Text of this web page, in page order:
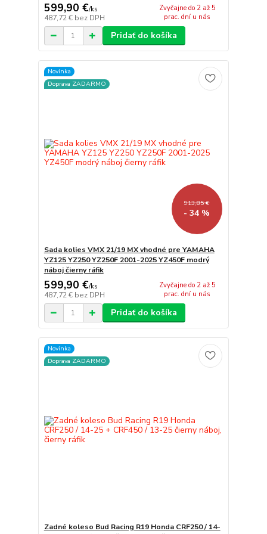
599,90 €/ks
487,72 € bez DPH
Zvyčajne do 2 až 5
prac. dní u nás
Pridať do košíka
Novinka
Doprava ZADARMO
913,85 €
- 34 %
Sada kolies VMX 21/19 MX vhodné pre YAMAHA
YZ125 YZ250 YZ250F 2001-2025 YZ450F modrý
náboj čierny ráfik
599,90 €/ks
487,72 € bez DPH
Zvyčajne do 2 až 5
prac. dní u nás
Pridať do košíka
Novinka
Doprava ZADARMO
Zadné koleso Bud Racing R19 Honda CRF250 / 14-